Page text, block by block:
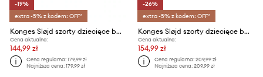
-19%
extra -5% z kodem: OFF*
Konges Sløjd szorty dziecięce bawełniane FRAN SHORTS GOTS
Cena aktualna:
144,99 zł
Cena regularna:179,99 zł
Najniższa cena:179,99 zł
-26%
extra -5% z kodem: OFF*
Konges Sløjd szorty dziecięce bawełniane ALLIE SAILOR SHORTS GOTS
Cena aktualna:
154,99 zł
Cena regularna:209,99 zł
Najniższa cena:209,99 zł